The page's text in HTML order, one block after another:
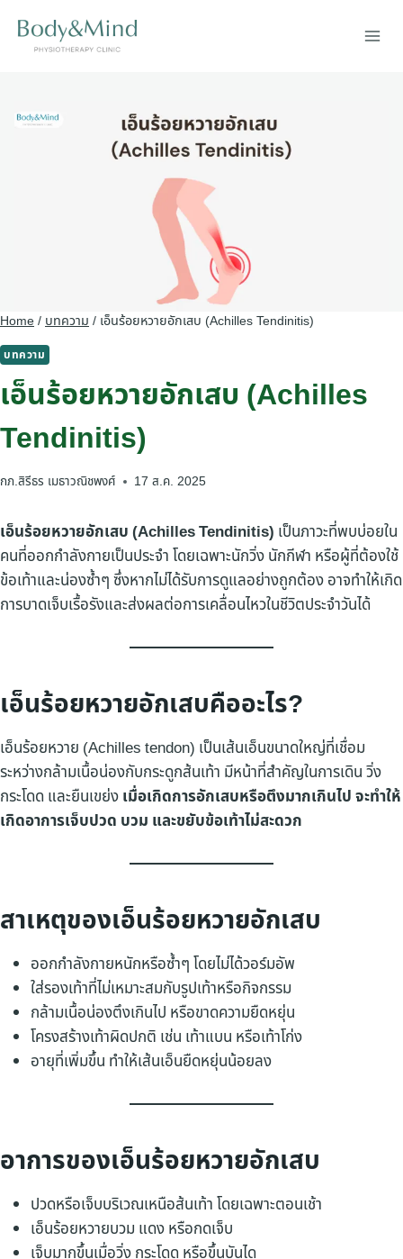
content
Home/บทความ/ เอ็นร้อยหวายอักเสบ (Achilles Tendinitis)
บทความ
เอ็นร้อยหวายอักเสบ (Achilles
Tendinitis)
กภ.สิรีธร เมธาวณิชพงศ์ 17 ส.ค. 2025
เอ็นร้อยหวายอักเสบ (Achilles Tendinitis) เป็นภาวะที่พบบ่อยใน
คนที่ออกกำลังกายเป็นประจำ โดยเฉพาะนักวิ่ง นักกีฬา หรือผู้ที่ต้องใช้
ข้อเท้าและน่องซ้ำๆ ซึ่งหากไม่ได้รับการดูแลอย่างถูกต้อง อาจทำให้เกิด
การบาดเจ็บเรื้อรังและส่งผลต่อการเคลื่อนไหวในชีวิตประจำวันได้
เอ็นร้อยหวายอักเสบคืออะไร?
เอ็นร้อยหวาย (Achilles tendon) เป็นเส้นเอ็นขนาดใหญ่ที่เชื่อม
ระหว่างกล้ามเนื้อน่องกับกระดูกส้นเท้า มีหน้าที่สำคัญในการเดิน วิ่ง
กระโดด และยืนเขย่งเมื่อเกิดการอักเสบหรือตึงมากเกินไป จะทำให้
เกิดอาการเจ็บปวด บวม และขยับข้อเท้าไม่สะดวก
สาเหตุของเอ็นร้อยหวายอักเสบ
ออกกำลังกายหนักหรือซ้ำๆ โดยไม่ได้วอร์มอัพ
ใส่รองเท้าที่ไม่เหมาะสมกับรูปเท้าหรือกิจกรรม
กล้ามเนื้อน่องตึงเกินไป หรือขาดความยืดหยุ่น
โครงสร้างเท้าผิดปกติ เช่น เท้าแบน หรือเท้าโก่ง
อายุที่เพิ่มขึ้น ทำให้เส้นเอ็นยืดหยุ่นน้อยลง
อาการของเอ็นร้อยหวายอักเสบ
ปวดหรือเจ็บบริเวณเหนือส้นเท้า โดยเฉพาะตอนเช้า
เอ็นร้อยหวายบวม แดง หรือกดเจ็บ
เจ็บมากขึ้นเมื่อวิ่ง กระโดด หรือขึ้นบันได